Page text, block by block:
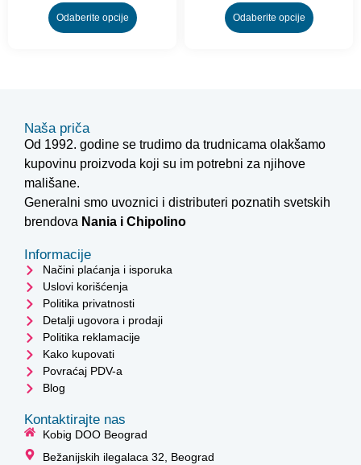
Odaberite opcije Odaberite opcije
Naša priča
Od 1992. godine se trudimo da trudnicama olakšamo
kupovinu proizvoda koji su im potrebni za njihove
mališane.
Generalni smo uvoznici i distributeri poznatih svetskih
brendova Nania i Chipolino
Informacije
Načini plaćanja i isporuka
Uslovi korišćenja
Politika privatnosti
Detalji ugovora i prodaji
Politika reklamacije
Kako kupovati
Povraćaj PDV-a
Blog
Kontaktirajte nas
Kobig DOO Beograd
Bežanijskih ilegalaca 32, Beograd